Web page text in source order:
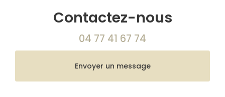
Contactez-nous
04 77 41 67 74
Envoyer un message